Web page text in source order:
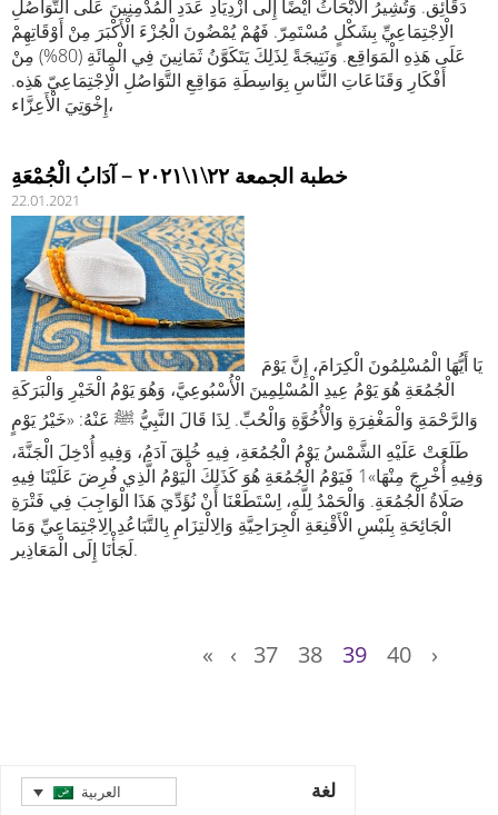
دَقَائِق. وَتُشِيرُ الْأَبْحَاثُ أَيْضًا إِلَى ازْدِيَادِ عَدَدِ الْمُدْمِنِينَ عَلَى التَّوَاصُلِ
الْاِجْتِمَاعِيِّ بِشَكْلٍ مُسْتَمِرّ. فَهُمْ يُمْضُونَ الْجُزْءَ الْأَكْبَرَ مِنْ أَوْقَاتِهِمْ
عَلَى هَذِهِ الْمَوَاقِع. وَنَتِيجَةً لِذَلِكَ يَتَكَوَّنُ ثَمَانِينَ فِي الْمِائَةِ (80%) مِنْ
أَفْكَارِ وَقَنَاعَاتِ النَّاسِ بِوَاسِطَةِ مَوَاقِعِ التَّوَاصُلِ الْاِجْتِمَاعِيّ هَذِه.
إِخْوَتِيَ الْأَعِزَّاء،
خطبة الجمعة ٢٢\١\٢٠٢١ – آدَابُ الْجُمْعَةِ
22.01.2021
يَا أَيُّهَا الْمُسْلِمُونَ الْكِرَامَ، إِنَّ يَوْمَ
الْجُمُعَةِ هُوَ يَوْمُ عِيدِ الْمُسْلِمِينَ الْأُسْبُوعِيَّ، وَهُوَ يَوْمُ الْخَيْرِ وَالْبَرَكَةِ
وَالرَّحْمَةِ وَالْمَغْفِرَةِ وَالْأُخُوَّةِ وَالْحُبِّ. لِذَا قَالَ النَّبِيُّ ﷺ عَنْهُ: «خَيْرُ يَوْمٍ
طَلَعَتْ عَلَيْهِ الشَّمْسُ يَوْمُ الْجُمُعَةِ، فِيهِ خُلِقَ آدَمُ، وَفِيهِ أُدْخِلَ الْجَنَّةَ،
وَفِيهِ أُخْرِجَ مِنْهَا»1 فَيَوْمُ الْجُمُعَةِ هُوَ كَذَلِكَ الْيَوْمُ الَّذِي فُرِضَ عَلَيْنَا فِيهِ
صَلَاةُ الْجُمُعَةِ. وَالْحَمْدُ لِلَّهِ، اِسْتَطَعْنَا أَنْ نُؤَدِّيَ هَذَا الْوَاجِبَ فِي فَتْرَةِ
الْجَائِحَةِ بِلَبْسِ الْأَقْنِعَةِ الْجِرَاحِيَّةِ وَالِالْتِزَامِ بِالتَّبَاعُدِ الِاجْتِمَاعِيِّ وَمَا
لَجَأْنَا إِلَى الْمَعَاذِير.
« ‹ 37 38 39 40 ›
لغة العربية